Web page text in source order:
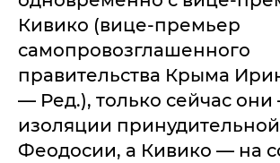
Кивико (вице-премьер
самопровозглашенного
правительства Крыма
— Ред.), только сейчас
изоляции
Феодосии, а Кивико — на